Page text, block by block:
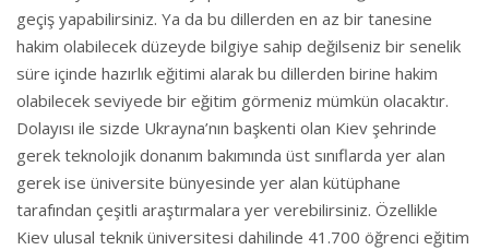
geçiş yapabilirsiniz. Ya da bu dillerden en az bir tanesine
hakim olabilecek düzeyde bilgiye sahip değilseniz bir senelik
süre içinde hazırlık eğitimi alarak bu dillerden birine hakim
olabilecek seviyede bir eğitim görmeniz mümkün olacaktır.
Dolayısı ile sizde Ukrayna’nın başkenti olan Kiev şehrinde
gerek teknolojik donanım bakımında üst sınıflarda yer alan
gerek ise üniversite bünyesinde yer alan kütüphane
tarafından çeşitli araştırmalara yer verebilirsiniz. Özellikle
Kiev ulusal teknik üniversitesi dahilinde 41.700 öğrenci eğitim